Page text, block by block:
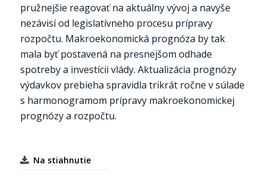
pružnejšie reagovať na aktuálny vývoj a navyše
nezávisí od legislatívneho procesu prípravy
rozpočtu. Makroekonomická prognóza by tak
mala byť postavená na presnejšom odhade
spotreby a investícii vlády. Aktualizácia prognózy
výdavkov prebieha spravidla trikrát ročne v súlade
s harmonogramom prípravy makroekonomickej
prognózy a rozpočtu.
Na stiahnutie